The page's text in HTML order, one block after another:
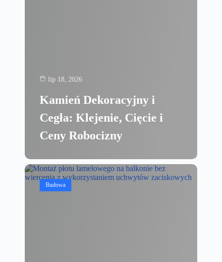
lip 18, 2026
Kamień Dekoracyjny i
Cegła: Klejenie, Cięcie i
Ceny Robocizny
Budowa